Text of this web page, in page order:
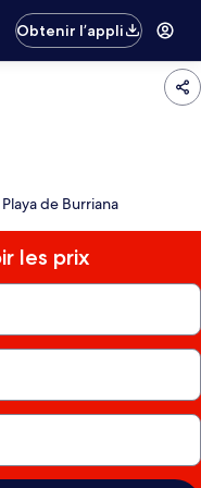
Obtenir l’appli
de Burriana
les prix